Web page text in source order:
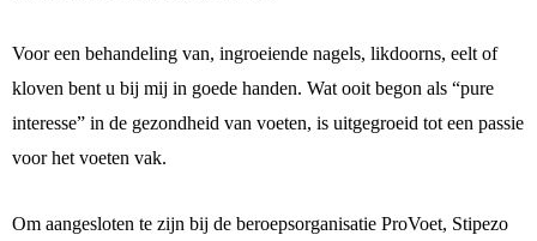
Voor een behandeling van, ingroeiende nagels, likdoorns, eelt of
kloven bent u bij mij in goede handen. Wat ooit begon als “pure
interesse” in de gezondheid van voeten, is uitgegroeid tot een passie
voor het voeten vak.
Om aangesloten te zijn bij de beroepsorganisatie ProVoet, Stipezo